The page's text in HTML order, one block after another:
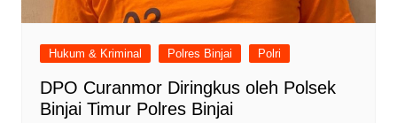
Hukum & Kriminal Polres Binjai Polri
DPO Curanmor Diringkus oleh Polsek
Binjai Timur Polres Binjai